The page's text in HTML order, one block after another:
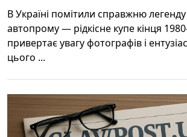
В Україні помітили справжню
автопрому — рідкісне купе кінця
привертає увагу фотографів і
цього ...